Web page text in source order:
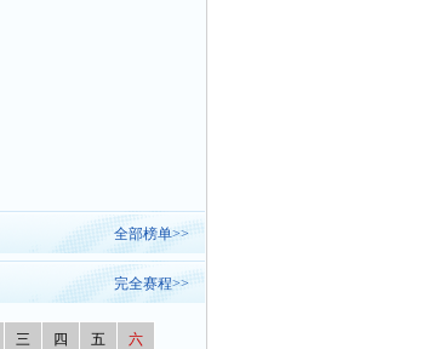
全部榜单>>
完全赛程>>
三 四 五 六